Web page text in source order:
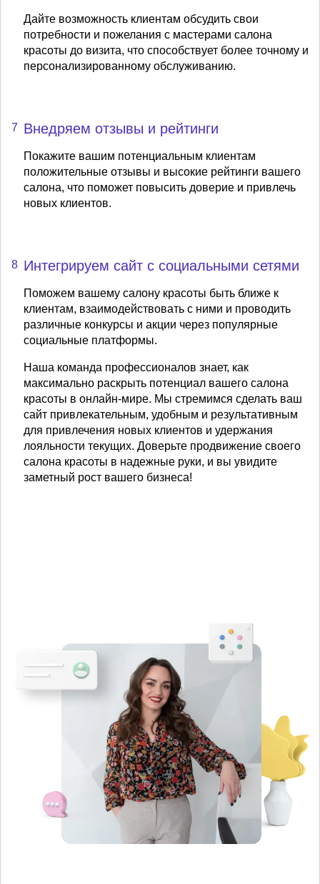
Дайте возможность клиентам обсудить свои
потребности и пожелания с мастерами салона
красоты до визита, что способствует более точному и
персонализированному обслуживанию.
7 Внедряем отзывы и рейтинги
Покажите вашим потенциальным клиентам
положительные отзывы и высокие рейтинги вашего
салона, что поможет повысить доверие и привлечь
новых клиентов.
8 Интегрируем сайт с социальными сетями
Поможем вашему салону красоты быть ближе к
клиентам, взаимодействовать с ними и проводить
различные конкурсы и акции через популярные
социальные платформы.
Наша команда профессионалов знает, как
максимально раскрыть потенциал вашего салона
красоты в онлайн-мире. Мы стремимся сделать ваш
сайт привлекательным, удобным и результативным
для привлечения новых клиентов и удержания
лояльности текущих. Доверьте продвижение своего
салона красоты в надежные руки, и вы увидите
заметный рост вашего бизнеса!